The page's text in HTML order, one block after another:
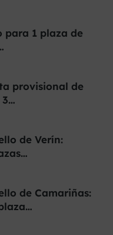
para 1 plaza de
provisional de
de Verín:
de Camariñas: